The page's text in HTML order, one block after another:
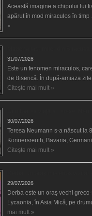
Această imagine a chipului lui
apărut în mod miraculos în timp
»
31/07/2026
Este un fenomen miraculos,
de Biserică. În după-amiaza
Citește mai mult »
30/07/2026
Teresa Neumann s-a născut la
Konnersreuth, Bavaria,
Citește mai mult »
29/07/2026
Derba este un oraş vechi
Lycaonia, în Asia Mică, pe
mai mult »